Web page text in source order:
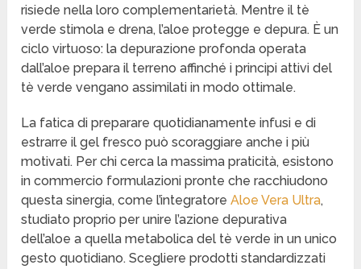
risiede nella loro complementarietà. Mentre il tè
verde stimola e drena, l’aloe protegge e depura. È un
ciclo virtuoso: la depurazione profonda operata
dall’aloe prepara il terreno affinché i principi attivi del
tè verde vengano assimilati in modo ottimale.
La fatica di preparare quotidianamente infusi e di
estrarre il gel fresco può scoraggiare anche i più
motivati. Per chi cerca la massima praticità, esistono
in commercio formulazioni pronte che racchiudono
questa sinergia, come l’integratoreAloe Vera Ultra,
studiato proprio per unire l’azione depurativa
dell’aloe a quella metabolica del tè verde in un unico
gesto quotidiano. Scegliere prodotti standardizzati